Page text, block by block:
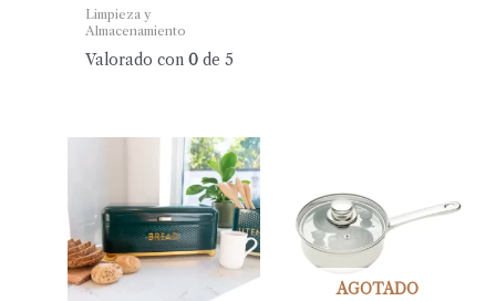
Limpieza y
Almacenamiento
Valorado con0 de 5
AGOTADO